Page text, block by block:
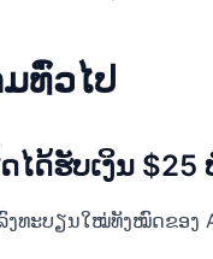
ທົ່ວໄປ
ໄດ້ຮັບເງິນ $25
ງທະບຽນໃໝ່ທັງໝົດຂອງ